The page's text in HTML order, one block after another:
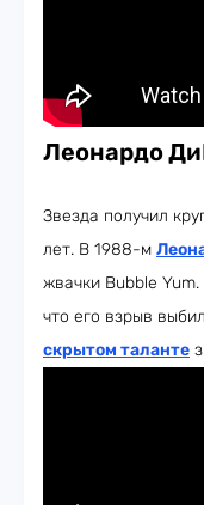
Леонардо
Звезда получил
лет. В 1988-м
жвачки Bubble
что его взрыв
скрытом таланте